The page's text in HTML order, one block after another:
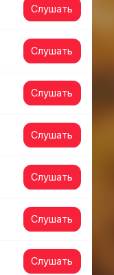
Слушать
Слушать
Слушать
Слушать
Слушать
Слушать
Слушать